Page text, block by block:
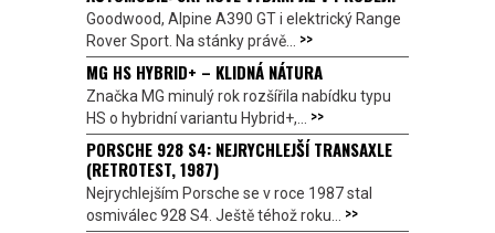
Goodwood, Alpine A390 GT i elektrický Range
Rover Sport. Na stánky právě... >>
MG HS HYBRID+ – KLIDNÁ NÁTURA
Značka MG minulý rok rozšířila nabídku typu
HS o hybridní variantu Hybrid+,... >>
PORSCHE 928 S4: NEJRYCHLEJŠÍ TRANSAXLE
(RETROTEST, 1987)
Nejrychlejším Porsche se v roce 1987 stal
osmiválec 928 S4. Ještě téhož roku... >>